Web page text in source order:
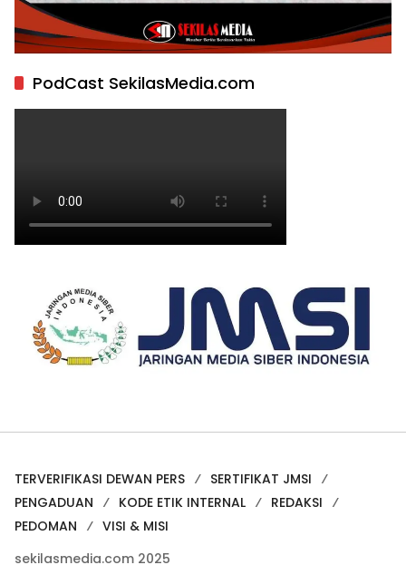
PodCast SekilasMedia.com
TERVERIFIKASI DEWAN PERS
SERTIFIKAT JMSI
PENGADUAN
KODE ETIK INTERNAL
REDAKSI
PEDOMAN
VISI & MISI
sekilasmedia.com 2025